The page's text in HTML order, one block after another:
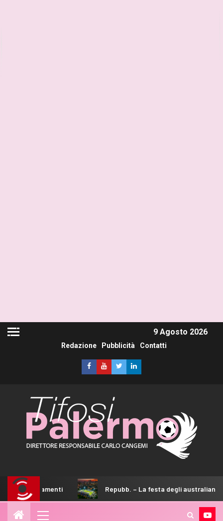
9 Agosto 2026
Redazione Pubblicità Contatti
Repubb. – La festa degli australiani di Sicilia